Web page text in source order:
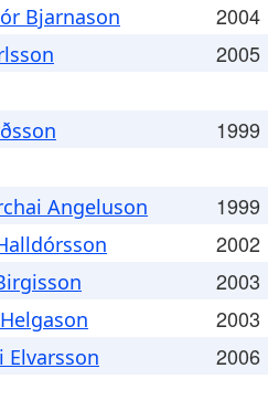
Bjarnason 2004
2005
1999
Angeluson 1999
2002
2003
2003
Elvarsson 2006